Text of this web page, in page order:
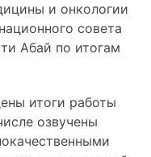
и онкологии
совета
Абай по итогам
итоги работы
озвучены